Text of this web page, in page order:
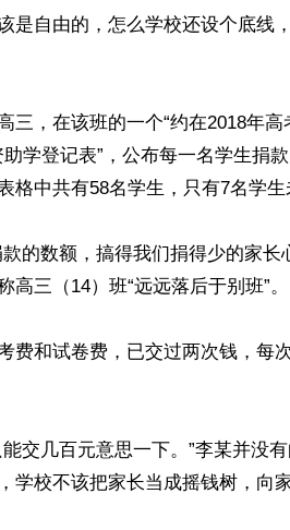
是自由的，怎么学校还设个底线
三，在该班的一个“约在2018年
学登记表”，公布每一名学生捐
格中共有58名学生，只有7名学生
的数额，搞得我们捐得少的家长
三（14）班“远远落后于别班”。
费和试卷费，已交过两次钱，每
交几百元意思一下。”李某并没有
学校不该把家长当成摇钱树，向